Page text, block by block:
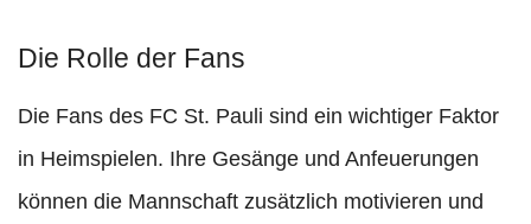
Die Rolle der Fans
Die Fans des FC St. Pauli sind ein wichtiger Faktor
in Heimspielen. Ihre Gesänge und Anfeuerungen
können die Mannschaft zusätzlich motivieren und